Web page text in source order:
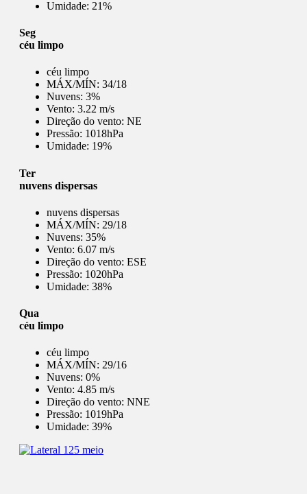
Umidade: 21%
Seg
céu limpo
céu limpo
MÁX/MÍN: 34/18
Nuvens: 3%
Vento: 3.22 m/s
Direção do vento: NE
Pressão: 1018hPa
Umidade: 19%
Ter
nuvens dispersas
nuvens dispersas
MÁX/MÍN: 29/18
Nuvens: 35%
Vento: 6.07 m/s
Direção do vento: ESE
Pressão: 1020hPa
Umidade: 38%
Qua
céu limpo
céu limpo
MÁX/MÍN: 29/16
Nuvens: 0%
Vento: 4.85 m/s
Direção do vento: NNE
Pressão: 1019hPa
Umidade: 39%